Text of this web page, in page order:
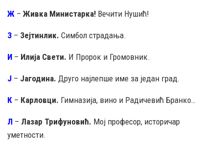
Ж – Живка Министарка! Вечити Нушић!
З – Зејтинлик. Симбол страдања.
И – Илија Свети. И Пророк и Громовник.
Ј – Јагодина. Друго најлепше име за један град.
К – Карловци. Гимназија, вино и Радичевић Бранко…
Л – Лазар Трифуновић. Мој професор, историчар
уметности.